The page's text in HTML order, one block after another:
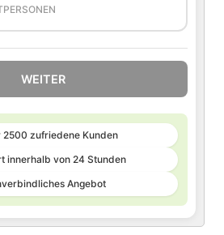
WEITER
2500 zufriedene Kunden
innerhalb von 24 Stunden
Angebot